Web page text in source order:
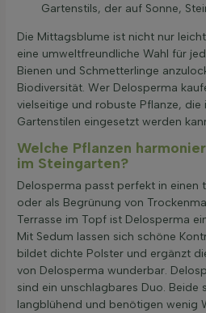
Gartenstils, der auf Sonne,
Die Mittagsblume ist nicht nur
eine umweltfreundliche Wahl für
Bienen und Schmetterlinge
Biodiversität. Wer Delosperma
vielseitige und robuste Pflanze, die
Gartenstilen eingesetzt werden
Welche Pflanzen
im Steingarten?
Delosperma passt perfekt in einen
oder als Begrünung von
Terrasse im Topf ist Delosperma
Mit Sedum lassen sich schöne
bildet dichte Polster und ergänzt
von Delosperma wunderbar.
sind ein unschlagbares Duo. Beide
langblühend und benötigen wenig